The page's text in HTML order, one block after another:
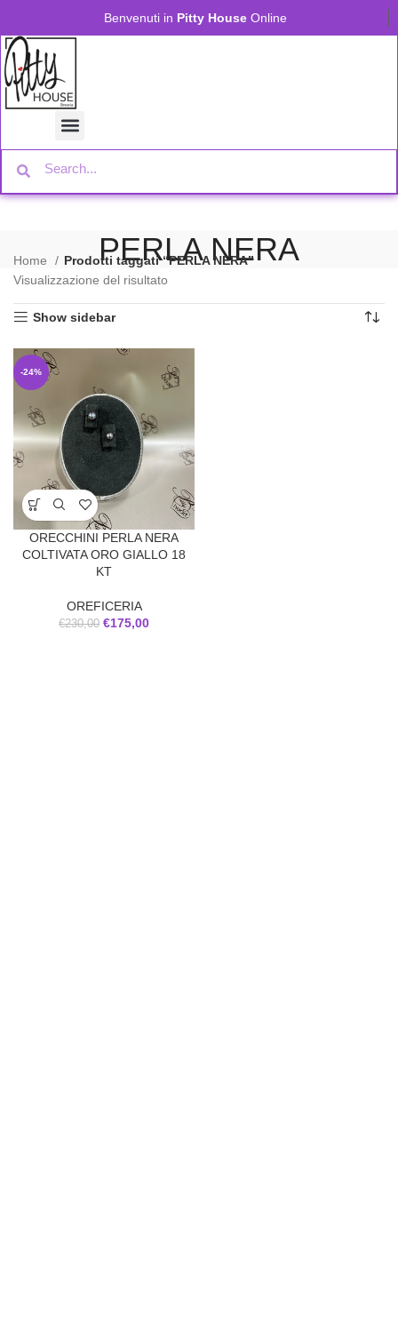
Benvenuti in Pitty House Online
PERLA NERA
Home
Prodotti taggati “PERLA NERA”
Visualizzazione del risultato
Show sidebar
-24%
ORECCHINI PERLA NERA
COLTIVATA ORO GIALLO 18
KT
OREFICERIA
€230,00 €175,00